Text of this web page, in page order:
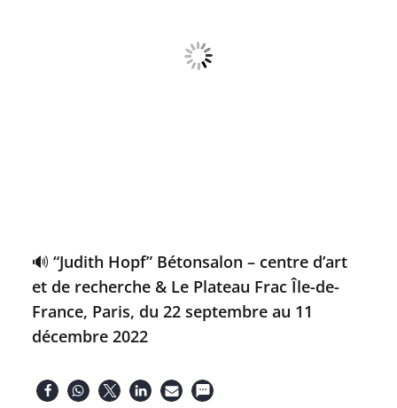
🔊 “Judith Hopf” Bétonsalon – centre d’art
et de recherche & Le Plateau Frac Île-de-
France, Paris, du 22 septembre au 11
décembre 2022